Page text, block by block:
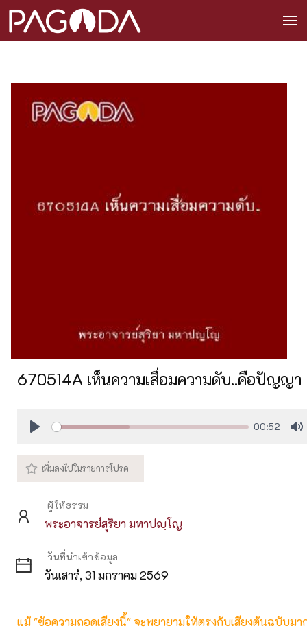
670514A เห็นความเสื่อมความดับ..คือปัญญา
00:52
ผู้ให้ธรรม
พระอาจารย์สุริยา มหาปญฺโญ
วันที่นำเข้าข้อมูล
วันเสาร์, 31 มกราคม 2569
แม้ "ข้อความถอดเสียงนี้" จะพยายามให้ตรงกับเสียงต้นฉบับม